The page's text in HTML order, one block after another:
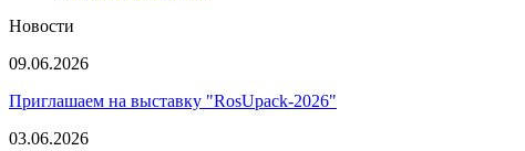
Новости
09.06.2026
Приглашаем на выставку "RosUpack-2026"
03.06.2026